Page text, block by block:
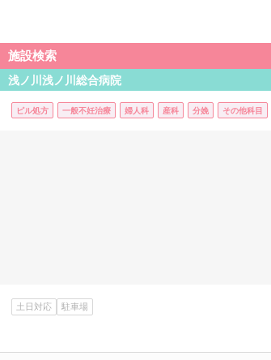
施設検索
浅ノ川浅ノ川総合病院
ピル処方 一般不妊治療 婦人科 産科 分娩 その他科目
土日対応 駐車場